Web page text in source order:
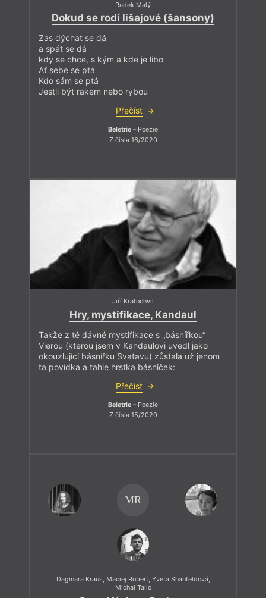
Radek Malý
Dokud se rodí lišajové (šansony)
Zas dýchat se dá
a spát se dá
kdy se chce, s kým a kde je libo
Ať sebe se ptá
Kdo sám se ptá
Jestli být rakem nebo rybou
Přečíst
Beletrie – Poezie
Z čísla 16/2020
Jiří Kratochvil
Hry, mystifikace, Kandaul
Takže z té dávné mystifikace s „básnířkou“
Vierou (kterou jsem v Kandaulovi uvedl jako
okouzlující básnířku Svatavu) zůstala už jenom
ta povídka a tahle hrstka básniček:
Přečíst
Beletrie – Poezie
Z čísla 15/2020
MR
Dagmara Kraus, Maciej Robert, Yveta Shanfeldová,
Michal Tallo